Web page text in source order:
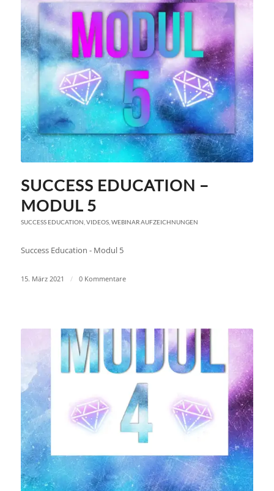
SUCCESS EDUCATION –
MODUL 5
SUCCESS EDUCATION VIDEOS, WEBINAR AUFZEICHNUNGEN
Success Education - Modul 5
15. März 2021 / 0 Kommentare